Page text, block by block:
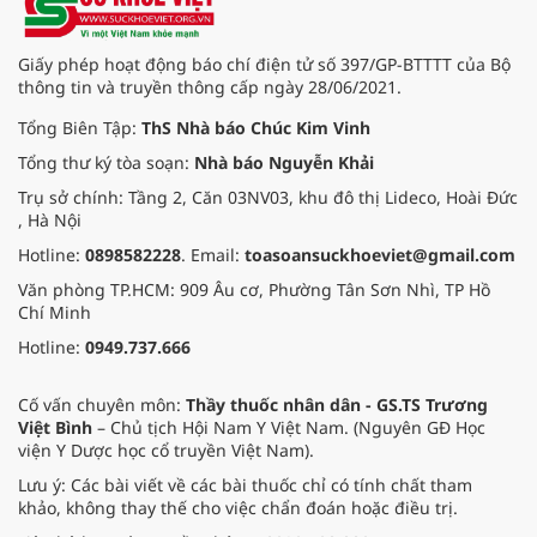
Giấy phép hoạt động báo chí điện tử số 397/GP-BTTTT của Bộ
thông tin và truyền thông cấp ngày 28/06/2021.
Tổng Biên Tập: ThS Nhà báo Chúc Kim Vinh
Tổng thư ký tòa soạn: Nhà báo Nguyễn Khải
Trụ sở chính: Tầng 2, Căn 03NV03, khu đô thị Lideco, Hoài Đức
, Hà Nội
Hotline: 0898582228. Email: toasoansuckhoeviet@gmail.com
Văn phòng TP.HCM: 909 Âu cơ, Phường Tân Sơn Nhì, TP Hồ
Chí Minh
Hotline: 0949.737.666
Cố vấn chuyên môn: Thầy thuốc nhân dân - GS.TS Trương
Việt Bình – Chủ tịch Hội Nam Y Việt Nam. (Nguyên GĐ Học
viện Y Dược học cổ truyền Việt Nam).
Lưu ý: Các bài viết về các bài thuốc chỉ có tính chất tham
khảo, không thay thế cho việc chẩn đoán hoặc điều trị.